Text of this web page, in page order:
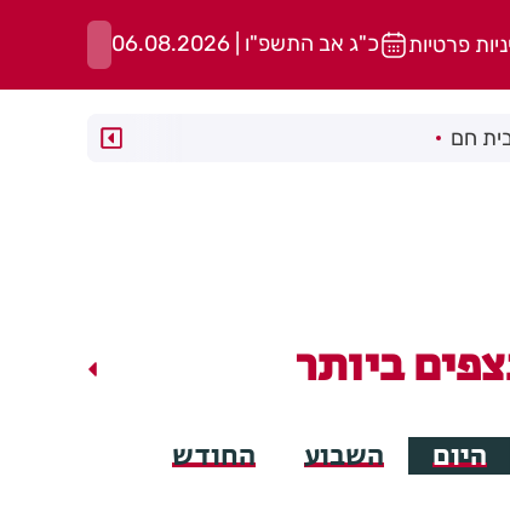
פרטיות כ"ג אב התשפ"ו | 06.08.2026
חם
ביותר
היום השבוע החודש